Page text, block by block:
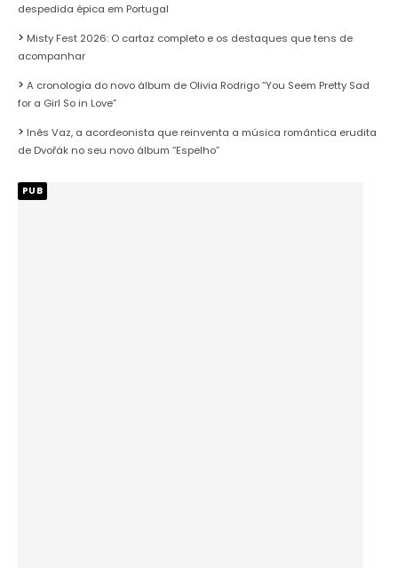
despedida épica em Portugal
Misty Fest 2026: O cartaz completo e os destaques que tens de
acompanhar
A cronologia do novo álbum de Olivia Rodrigo “You Seem Pretty Sad
for a Girl So in Love”
Inês Vaz, a acordeonista que reinventa a música romântica erudita
de Dvořák no seu novo álbum “Espelho”
PUB